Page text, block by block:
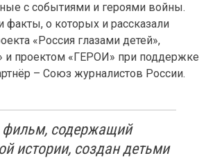
с событиями и героями войны.
о которых и рассказали
«Россия глазами детей»,
и проектом «ГЕРОИ» при поддержке
– Союз журналистов России.
фильм, содержащий
истории, создан детьми